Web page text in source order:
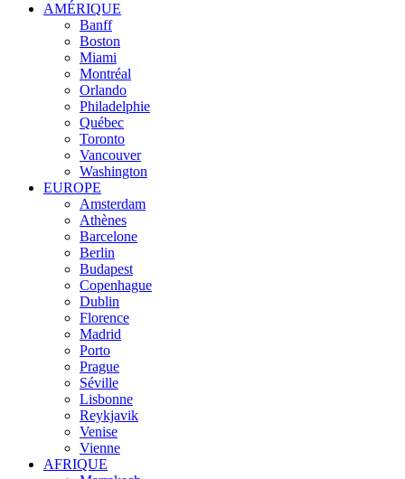
AMÉRIQUE
Banff
Boston
Miami
Montréal
Orlando
Philadelphie
Québec
Toronto
Vancouver
Washington
EUROPE
Amsterdam
Athènes
Barcelone
Berlin
Budapest
Copenhague
Dublin
Florence
Madrid
Porto
Prague
Séville
Lisbonne
Reykjavik
Venise
Vienne
AFRIQUE